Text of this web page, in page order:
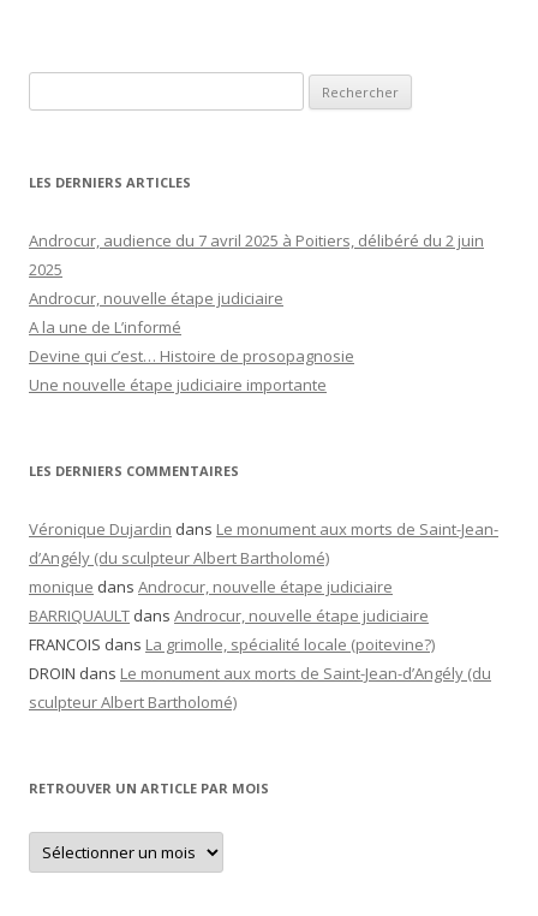
LES DERNIERS ARTICLES
Androcur, audience du 7 avril 2025 à Poitiers, délibéré du 2 juin
2025
Androcur, nouvelle étape judiciaire
A la une de L’informé
Devine qui c’est… Histoire de prosopagnosie
Une nouvelle étape judiciaire importante
LES DERNIERS COMMENTAIRES
Véronique Dujardin dans Le monument aux morts de Saint-Jean-
d’Angély (du sculpteur Albert Bartholomé)
monique dans Androcur, nouvelle étape judiciaire
BARRIQUAULT dans Androcur, nouvelle étape judiciaire
FRANCOIS dans La grimolle, spécialité locale (poitevine?)
DROIN dans Le monument aux morts de Saint-Jean-d’Angély (du
sculpteur Albert Bartholomé)
RETROUVER UN ARTICLE PAR MOIS
Retrouver
un
article